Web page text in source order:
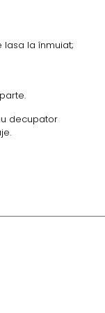
la înmuiat;
decupator